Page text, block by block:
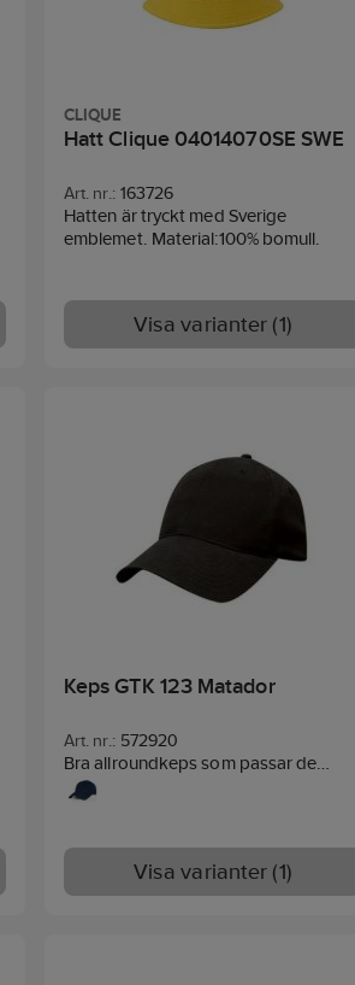
CLIQUE
Hatt Clique 04014070SE SWE
Art. nr.: 163726
Hatten är tryckt med Sverige
emblemet. Material:100% bomull.
Visa varianter (1)
Keps GTK 123 Matador
Art. nr.: 572920
Bra allroundkeps som passar de
flesta. Borstad kraftig bomullstwill.
bak. Lufthål baktill.Material:100%
Bomull Twill.Visa varianter (1)